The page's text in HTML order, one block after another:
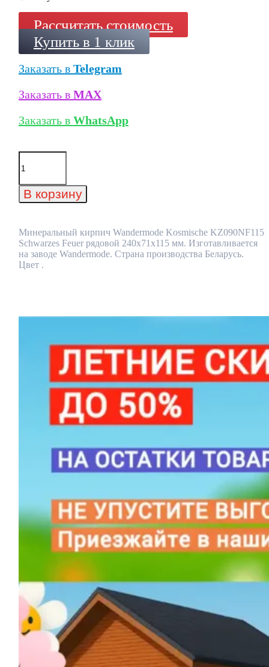
Рассчитать стоимость
Купить в 1 клик
Заказать в Telegram
Заказать в MAX
Заказать в WhatsApp
Количество
товара
кирпич
Wandermode
Schwarzes
Feuer
рядовой
240x71x115
В корзину
Минеральный кирпич Wandermode Kosmische KZ090NF115
Schwarzes Feuer рядовой 240x71x115 мм. Изготавливается
на заводе Wandermode. Страна производства Беларусь.
Цвет .